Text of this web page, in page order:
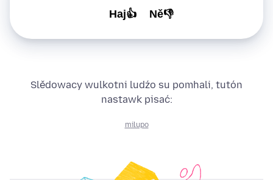
Haj👍 Ně👎
Slědowacy wulkotni ludźo su pomhali, tutón
nastawk pisać:
milupo